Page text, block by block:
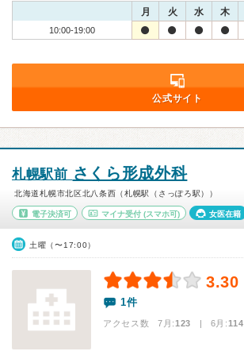
月 火 水 木
10:00-19:00
公式サイト
札幌駅前 さくら形成外科
北海道札幌市北区北八条西（札幌駅（さっぽろ駅））
電子決済可 マイナ受付(スマホ可) 女医在籍
土曜（〜17:00）
3.30
1件
アクセス数 7月:123 | 6月:114